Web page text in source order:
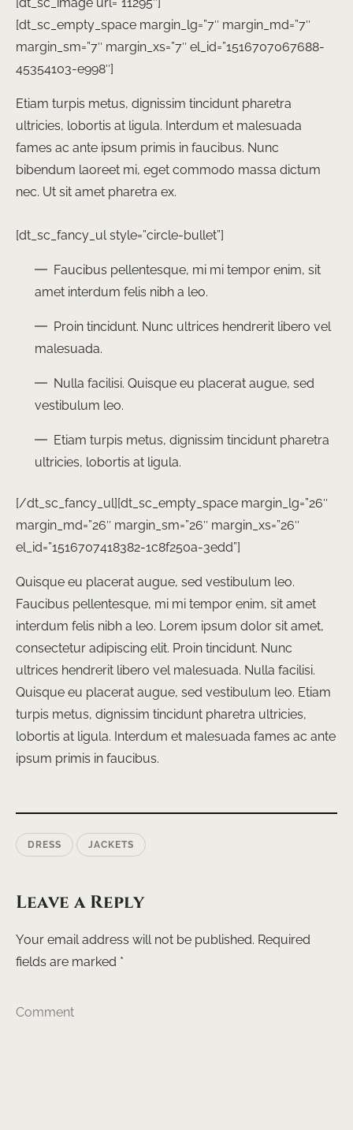
[dt_sc_empty_space margin_lg=”7″ margin_md=”7″
margin_sm=”7″ margin_xs=”7″ el_id=”1516707067688-
45354103-e998″]
Etiam turpis metus, dignissim tincidunt pharetra
ultricies, lobortis at ligula. Interdum et malesuada
fames ac ante ipsum primis in faucibus. Nunc
bibendum laoreet mi, eget commodo massa dictum
nec. Ut sit amet pharetra ex.
[dt_sc_fancy_ul style=”circle-bullet”]
Faucibus pellentesque, mi mi tempor enim, sit
amet interdum felis nibh a leo.
Proin tincidunt. Nunc ultrices hendrerit libero vel
malesuada.
Nulla facilisi. Quisque eu placerat augue, sed
vestibulum leo.
Etiam turpis metus, dignissim tincidunt pharetra
ultricies, lobortis at ligula.
[/dt_sc_fancy_ul][dt_sc_empty_space margin_lg=”26″
margin_md=”26″ margin_sm=”26″ margin_xs=”26″
el_id=”1516707418382-1c8f250a-3edd”]
Quisque eu placerat augue, sed vestibulum leo.
Faucibus pellentesque, mi mi tempor enim, sit amet
interdum felis nibh a leo. Lorem ipsum dolor sit amet,
consectetur adipiscing elit. Proin tincidunt. Nunc
ultrices hendrerit libero vel malesuada. Nulla facilisi.
Quisque eu placerat augue, sed vestibulum leo. Etiam
turpis metus, dignissim tincidunt pharetra ultricies,
lobortis at ligula. Interdum et malesuada fames ac ante
ipsum primis in faucibus.
DRESS JACKETS
Leave a Reply
Your email address will not be published. Required
fields are marked *
Comment